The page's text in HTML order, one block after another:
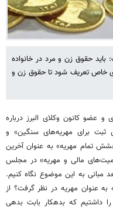
حقوق زن و مرد در خانواده
خاص تعریف شود تا حقوق زن و
عضو کانون وکلای البرز درباره
ثبت برای مهریه‌های سنگین» و
تمام مهریه» به عنوان آخرین
مالی و مهریه» در مجلس
به این موضوع نگاه کنیم.
عنوان مهریه در نظر گرفت؟ از
را داشتیم که بدهکار بابت بدهی